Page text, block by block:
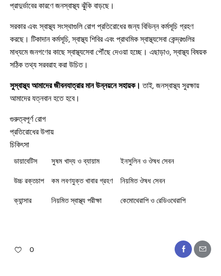
প্রাদুর্ভাবের কারণে জনস্বাস্থ্য ঝুঁকি বাড়ছে।
সরকার এবং স্বাস্থ্য সংস্থাগুলি রোগ প্রতিরোধের জন্য বিভিন্ন কর্মসূচি গ্রহণ
করছে। টিকাদান কর্মসূচি, স্বাস্থ্য শিবির এবং প্রাথমিক স্বাস্থ্যসেবা কেন্দ্রগুলির
মাধ্যমে জনগণের কাছে স্বাস্থ্যসেবা পৌঁছে দেওয়া হচ্ছে। এছাড়াও, স্বাস্থ্য বিষয়ক
সঠিক তথ্য সরবরাহ করা উচিত।
সুস্বাস্থ্য আমাদের জীবনযাত্রার মান উন্নয়নে সহায়ক। তাই, জনস্বাস্থ্য সুরক্ষায়
আমাদের যত্নবান হতে হবে।
গুরুত্বপূর্ণ রোগ
প্রতিরোধের উপায়
চিকিৎসা
ডায়াবেটিস সুষম খাদ্য ও ব্যায়াম
ইনসুলিন ও ঔষধ সেবন
উচ্চ রক্তচাপ
কম লবণযুক্ত খাবার গ্রহণ
নিয়মিত ঔষধ সেবন
ক্যান্সার
নিয়মিত স্বাস্থ্য পরীক্ষা কেমোথেরাপি ও রেডিওথেরাপি
0